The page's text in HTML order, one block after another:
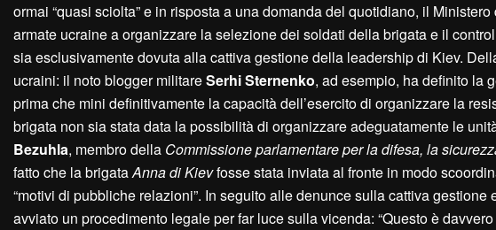
ormai “quasi sciolta” e in risposta a una domanda del quotidiano, il
armate ucraine a organizzare la selezione dei soldati della brigata e il
sia esclusivamente dovuta alla cattiva gestione della leadership di Kiev.
ucraini: il noto blogger militareSerhi Sternenko, ad esempio, ha definito la
prima che mini definitivamente la capacità dell’esercito di organizzare la
brigata non sia stata data la possibilità di organizzare adeguatamente le
Bezuhla, membro della Commissione parlamentare per la difesa, la
fatto che la brigataAnna di Kievfosse stata inviata al fronte in modo
“motivi di pubbliche relazioni”. In seguito alle denunce sulla cattiva gestione
avviato un procedimento legale per far luce sulla vicenda: “Questo è